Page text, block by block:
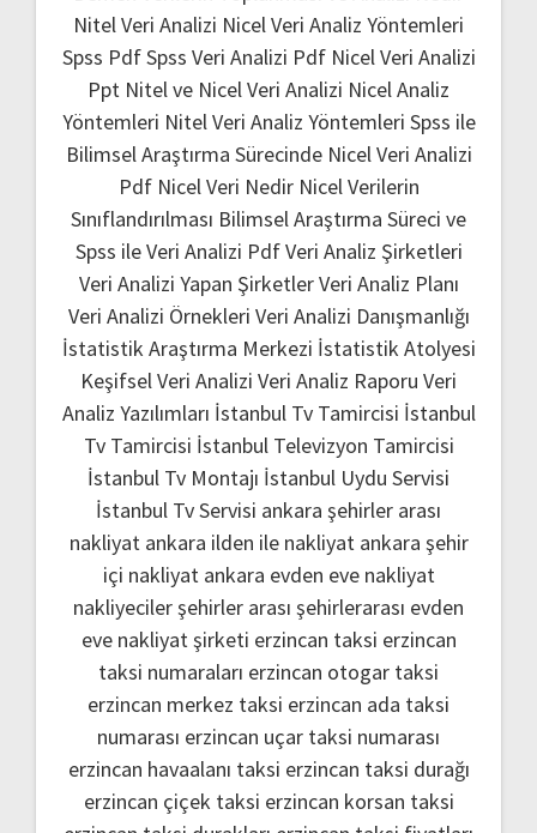
Nitel Veri Analizi Nicel Veri Analiz Yöntemleri
Spss PdfSpss Veri Analizi Pdf Nicel Veri Analizi
Ppt Nitel ve Nicel Veri Analizi Nicel Analiz
Yöntemleri Nitel Veri Analiz Yöntemleri Spss ile
Bilimsel Araştırma Sürecinde Nicel Veri Analizi
Pdf Nicel Veri Nedir Nicel Verilerin
Sınıflandırılması Bilimsel Araştırma Süreci ve
Spss ile Veri Analizi PdfVeri Analiz Şirketleri
Veri Analizi Yapan ŞirketlerVeri Analiz Planı
Veri Analizi Örnekleri Veri Analizi Danışmanlığı
İstatistik Araştırma Merkezi İstatistik Atolyesi
Keşifsel Veri Analizi Veri Analiz Raporu Veri
Analiz Yazılımları İstanbul Tv Tamircisi İstanbul
Tv Tamircisi İstanbul Televizyon Tamircisi
İstanbul Tv Montajı İstanbul Uydu Servisi
İstanbul Tv Servisi ankara şehirler arası
nakliyat ankara ilden ile nakliyat ankara şehir
içi nakliyat ankara evden eve nakliyat
nakliyeciler şehirler arası şehirlerarası evden
eve nakliyat şirketi erzincan taksi erzincan
taksi numaraları erzincan otogar taksi
erzincan merkez taksi erzincan ada taksi
numarası erzincan uçar taksi numarası
erzincan havaalanı taksi erzincan taksi durağı
erzincan çiçek taksi erzincan korsan taksi